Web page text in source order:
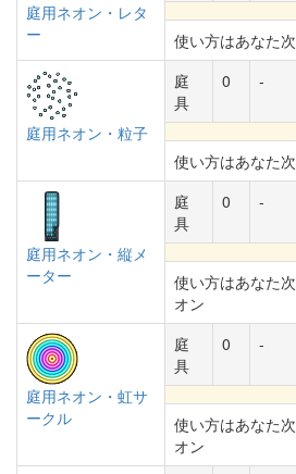
庭用ネオン・レタ
ー
使い方はあなた
庭用ネオン・粒子
庭
具
0 -
使い方はあなた
庭用ネオン・縦メ
ーター
庭
具
0 -
使い方はあなた
オン
庭用ネオン・虹サ
ークル
庭
具
0 -
使い方はあなた
オン